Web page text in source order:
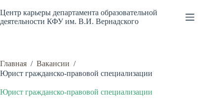
к
сути
Центр карьеры департамента образовательной
деятельности КФУ им. В.И. Вернадского
Главная / Вакансии /
Юрист гражданско-правовой специализации
Юрист гражданско-правовой специализации